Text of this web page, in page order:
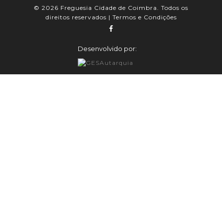
© 2026 Freguesia Cidade de Coimbra. Todos os
direitos reservados | Termos e Condições
Desenvolvido por: